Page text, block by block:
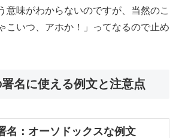
意味がわからないのですが、当然のこ
こいつ、アホか！」ってなるので止め
名に使える例文と注意点
名：オーソドックスな例文